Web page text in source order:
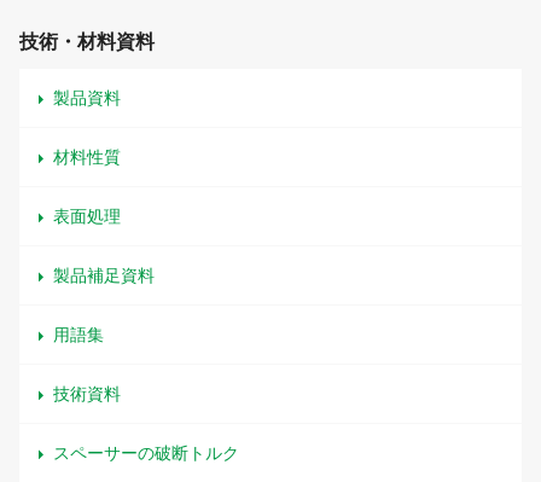
技術・材料資料
製品資料
材料性質
表面処理
製品補足資料
用語集
技術資料
スペーサーの破断トルク